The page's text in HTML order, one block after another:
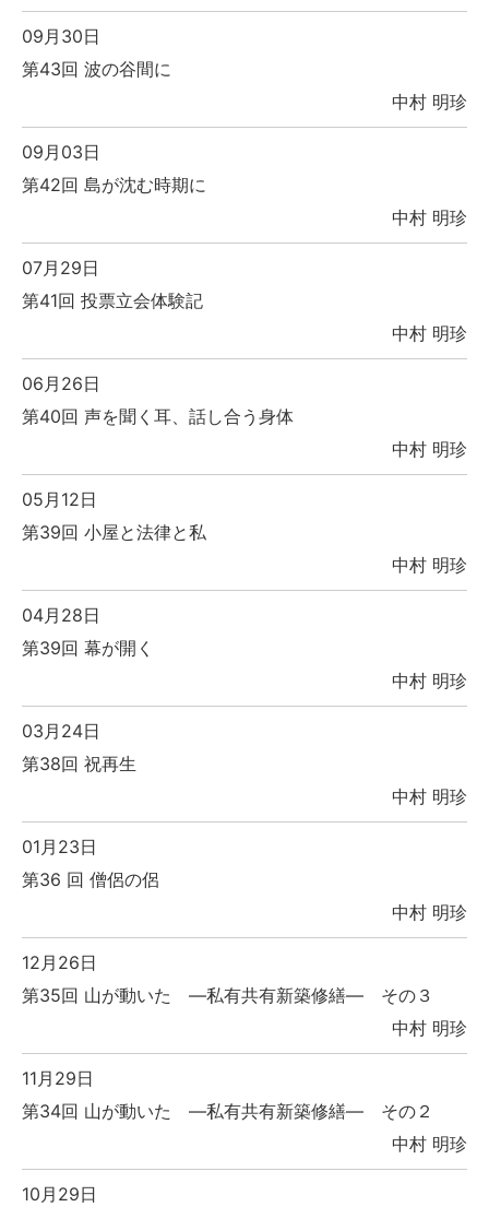
09月30日
第43回 波の谷間に
中村 明珍
09月03日
第42回 島が沈む時期に
中村 明珍
07月29日
第41回 投票立会体験記
中村 明珍
06月26日
第40回 声を聞く耳、話し合う身体
中村 明珍
05月12日
第39回 小屋と法律と私
中村 明珍
04月28日
第39回 幕が開く
中村 明珍
03月24日
第38回 祝再生
中村 明珍
01月23日
第36 回 僧侶の侶
中村 明珍
12月26日
第35回 山が動いた ―私有共有新築修繕― その３
中村 明珍
11月29日
第34回 山が動いた ―私有共有新築修繕― その２
中村 明珍
10月29日